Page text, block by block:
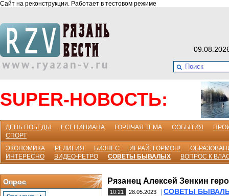
Сайт на реконструкции. Работает в тестовом режиме
SUPER-НОВОСТЬ:
ДЕНЬ ПОБЕДЫ ЕСЕНИНИАНА ГОРЯЧАЯ ТЕМА СОБЫТИЯ
СПОРТ
ЭКОНОМИКА
РЕЛИГИЯ БИЗНЕС ИГРАЙ, ГОРМОН!
ИНТЕРЕСНО
ВИДЕО-РЕТРО СОВЕТЫ БЫВАЛЫХ ВОПРОС К
Опрос Рязанец Алексей Зенкин
10:21 28.05.2023 СОВЕТЫ